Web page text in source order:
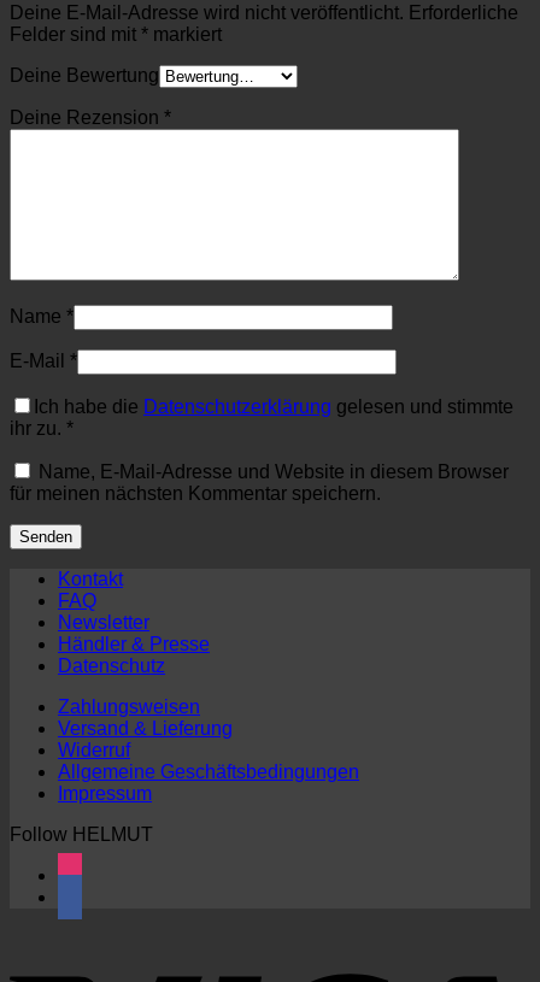
Deine E-Mail-Adresse wird nicht veröffentlicht. Erforderliche
Felder sind mit * markiert
Deine Bewertung
Deine Rezension *
Name *
E-Mail *
Ich habe die Datenschutzerklärung gelesen und stimmte
ihr zu. *
Name, E-Mail-Adresse und Website in diesem Browser
für meinen nächsten Kommentar speichern.
Kontakt
FAQ
Newsletter
Händler & Presse
Datenschutz
Zahlungsweisen
Versand & Lieferung
Widerruf
Allgemeine Geschäftsbedingungen
Impressum
Follow HELMUT
instagram